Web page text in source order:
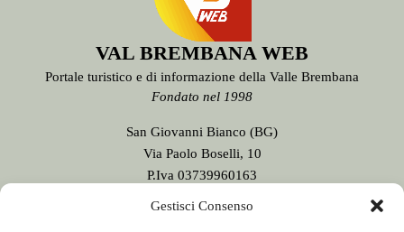
Gestisci Consenso
VAL BREMBANA WEB
Portale turistico e di informazione della Valle Brembana
Fondato nel 1998